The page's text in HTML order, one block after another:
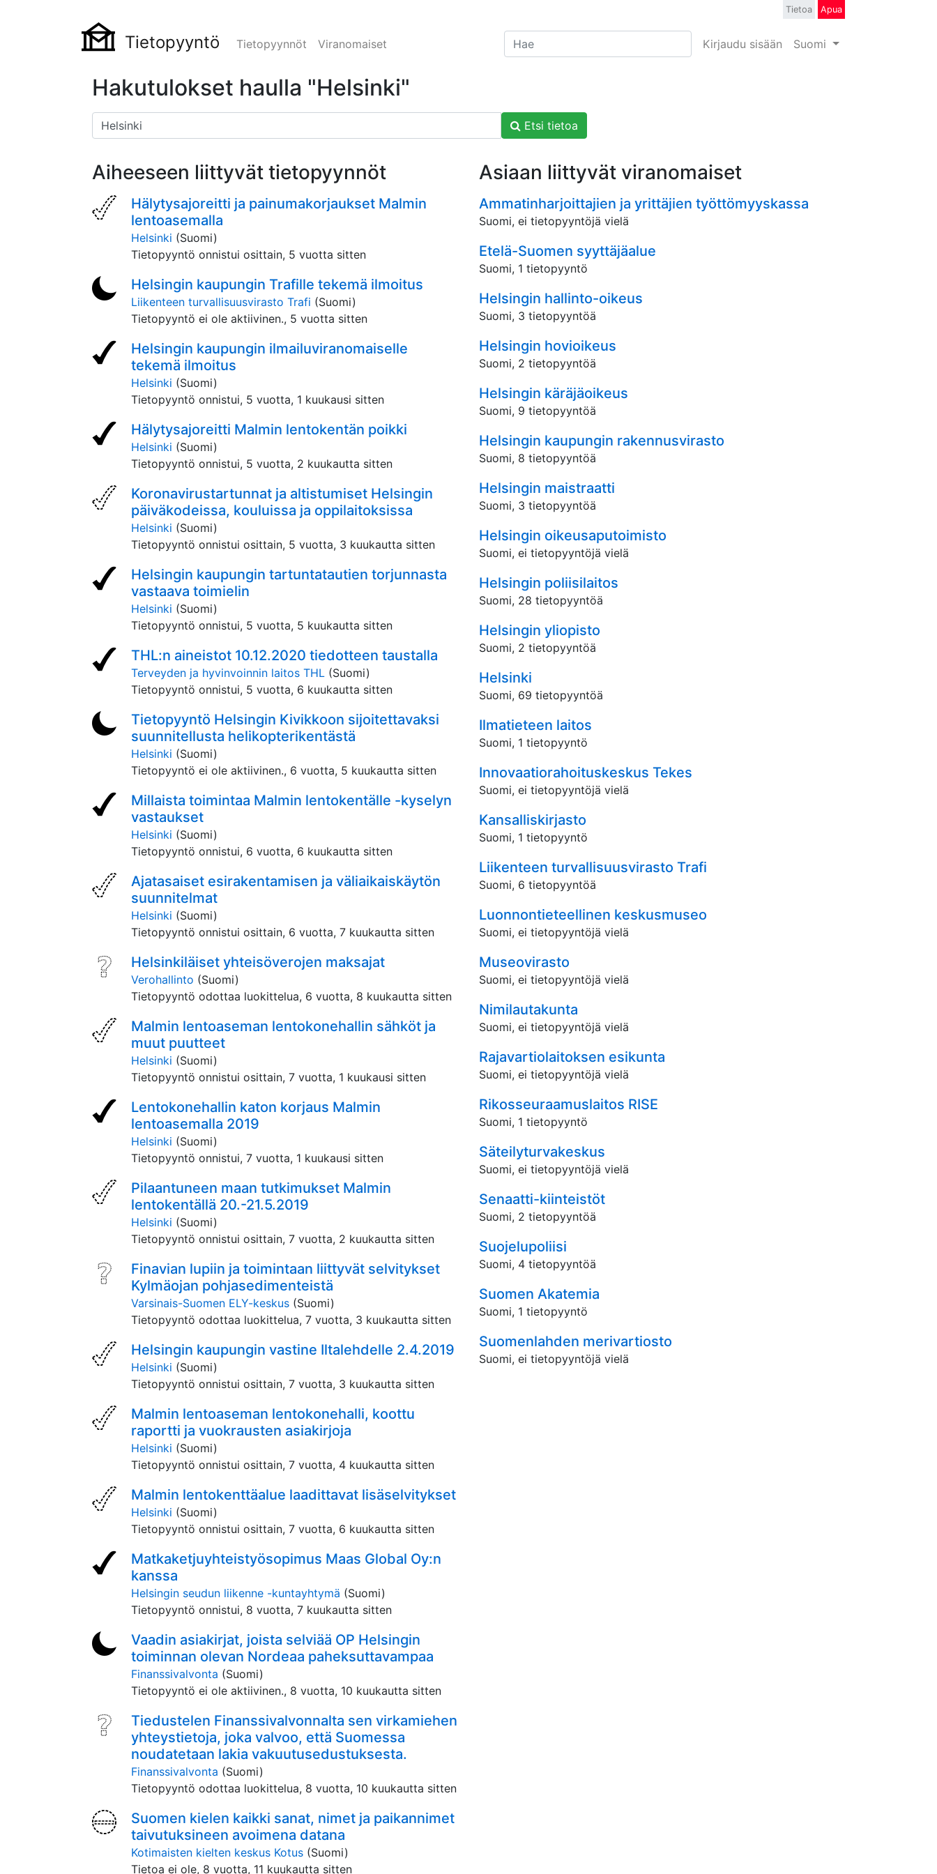
Tietopyyntö Tietopyynnöt Viranomaiset Kirjaudu sisään Suomi
Tietoa Apua
Hakutulokset haulla "Helsinki"
Etsi tietoa
Aiheeseen liittyvät tietopyynnöt
Hälytysajoreitti ja painumakorjaukset Malmin
lentoasemalla
Helsinki (Suomi)
Tietopyyntö onnistui osittain, 5 vuotta sitten
Helsingin kaupungin Trafille tekemä ilmoitus
Liikenteen turvallisuusvirasto Trafi (Suomi)
Tietopyyntö ei ole aktiivinen., 5 vuotta sitten
Helsingin kaupungin ilmailuviranomaiselle
tekemä ilmoitus
Helsinki (Suomi)
Tietopyyntö onnistui, 5 vuotta, 1 kuukausi sitten
Hälytysajoreitti Malmin lentokentän poikki
Helsinki (Suomi)
Tietopyyntö onnistui, 5 vuotta, 2 kuukautta sitten
Koronavirustartunnat ja altistumiset Helsingin
päiväkodeissa, kouluissa ja oppilaitoksissa
Helsinki (Suomi)
Tietopyyntö onnistui osittain, 5 vuotta, 3 kuukautta sitten
Helsingin kaupungin tartuntatautien torjunnasta
vastaava toimielin
Helsinki (Suomi)
Tietopyyntö onnistui, 5 vuotta, 5 kuukautta sitten
THL:n aineistot 10.12.2020 tiedotteen taustalla
Terveyden ja hyvinvoinnin laitos THL (Suomi)
Tietopyyntö onnistui, 5 vuotta, 6 kuukautta sitten
Tietopyyntö Helsingin Kivikkoon sijoitettavaksi
suunnitellusta helikopterikentästä
Helsinki (Suomi)
Tietopyyntö ei ole aktiivinen., 6 vuotta, 5 kuukautta sitten
Millaista toimintaa Malmin lentokentälle -kyselyn
vastaukset
Helsinki (Suomi)
Tietopyyntö onnistui, 6 vuotta, 6 kuukautta sitten
Ajatasaiset esirakentamisen ja väliaikaiskäytön
suunnitelmat
Helsinki (Suomi)
Tietopyyntö onnistui osittain, 6 vuotta, 7 kuukautta sitten
Helsinkiläiset yh­tei­sö­ve­ro­jen mak­sa­jat
Verohallinto (Suomi)
Tietopyyntö odottaa luokittelua, 6 vuotta, 8 kuukautta sitten
Malmin lentoaseman lentokonehallin sähköt ja
muut puutteet
Helsinki (Suomi)
Tietopyyntö onnistui osittain, 7 vuotta, 1 kuukausi sitten
Lentokonehallin katon korjaus Malmin
lentoasemalla 2019
Helsinki (Suomi)
Tietopyyntö onnistui, 7 vuotta, 1 kuukausi sitten
Pilaantuneen maan tutkimukset Malmin
lentokentällä 20.-21.5.2019
Helsinki (Suomi)
Tietopyyntö onnistui osittain, 7 vuotta, 2 kuukautta sitten
Finavian lupiin ja toimintaan liittyvät selvitykset
Kylmäojan pohjasedimenteistä
Varsinais-Suomen ELY-keskus (Suomi)
Tietopyyntö odottaa luokittelua, 7 vuotta, 3 kuukautta sitten
Helsingin kaupungin vastine Iltalehdelle 2.4.2019
Helsinki (Suomi)
Tietopyyntö onnistui osittain, 7 vuotta, 3 kuukautta sitten
Malmin lentoaseman lentokonehalli, koottu
raportti ja vuokrausten asiakirjoja
Helsinki (Suomi)
Tietopyyntö onnistui osittain, 7 vuotta, 4 kuukautta sitten
Malmin lentokenttäalue laadittavat lisäselvitykset
Helsinki (Suomi)
Tietopyyntö onnistui osittain, 7 vuotta, 6 kuukautta sitten
Matkaketjuyhteistyösopimus Maas Global Oy:n
kanssa
Helsingin seudun liikenne -kuntayhtymä (Suomi)
Tietopyyntö onnistui, 8 vuotta, 7 kuukautta sitten
Vaadin asiakirjat, joista selviää OP Helsingin
toiminnan olevan Nordeaa paheksuttavampaa
Finanssivalvonta (Suomi)
Tietopyyntö ei ole aktiivinen., 8 vuotta, 10 kuukautta sitten
Tiedustelen Finanssivalvonnalta sen virkamiehen
yhteystietoja, joka valvoo, että Suomessa
noudatetaan lakia vakuutusedustuksesta.
Finanssivalvonta (Suomi)
Tietopyyntö odottaa luokittelua, 8 vuotta, 10 kuukautta sitten
Suomen kielen kaikki sanat, nimet ja paikannimet
taivutuksineen avoimena datana
Kotimaisten kielten keskus Kotus (Suomi)
Tietoa ei ole, 8 vuotta, 11 kuukautta sitten
Asiaan liittyvät viranomaiset
Ammatinharjoittajien ja yrittäjien työttömyyskassa
Suomi, ei tietopyyntöjä vielä
Etelä-Suomen syyttäjäalue
Suomi, 1 tietopyyntö
Helsingin hallinto-oikeus
Suomi, 3 tietopyyntöä
Helsingin hovioikeus
Suomi, 2 tietopyyntöä
Helsingin käräjäoikeus
Suomi, 9 tietopyyntöä
Helsingin kaupungin rakennusvirasto
Suomi, 8 tietopyyntöä
Helsingin maistraatti
Suomi, 3 tietopyyntöä
Helsingin oikeusaputoimisto
Suomi, ei tietopyyntöjä vielä
Helsingin poliisilaitos
Suomi, 28 tietopyyntöä
Helsingin yliopisto
Suomi, 2 tietopyyntöä
Helsinki
Suomi, 69 tietopyyntöä
Ilmatieteen laitos
Suomi, 1 tietopyyntö
Innovaatiorahoituskeskus Tekes
Suomi, ei tietopyyntöjä vielä
Kansalliskirjasto
Suomi, 1 tietopyyntö
Liikenteen turvallisuusvirasto Trafi
Suomi, 6 tietopyyntöä
Luonnontieteellinen keskusmuseo
Suomi, ei tietopyyntöjä vielä
Museovirasto
Suomi, ei tietopyyntöjä vielä
Nimilautakunta
Suomi, ei tietopyyntöjä vielä
Rajavartiolaitoksen esikunta
Suomi, ei tietopyyntöjä vielä
Rikosseuraamuslaitos RISE
Suomi, 1 tietopyyntö
Säteilyturvakeskus
Suomi, ei tietopyyntöjä vielä
Senaatti-kiinteistöt
Suomi, 2 tietopyyntöä
Suojelupoliisi
Suomi, 4 tietopyyntöä
Suomen Akatemia
Suomi, 1 tietopyyntö
Suomenlahden merivartiosto
Suomi, ei tietopyyntöjä vielä